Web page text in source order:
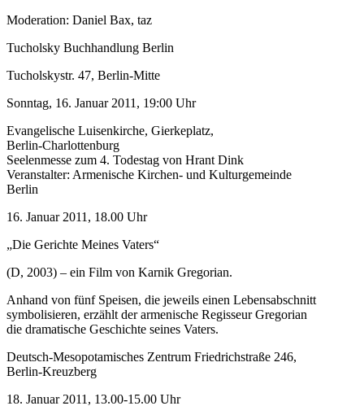
Moderation: Daniel Bax, taz
Tucholsky Buchhandlung Berlin
Tucholskystr. 47, Berlin-Mitte
Sonntag, 16. Januar 2011, 19:00 Uhr
Evangelische Luisenkirche, Gierkeplatz,
Berlin-Charlottenburg
Seelenmesse zum 4. Todestag von Hrant Dink
Veranstalter: Armenische Kirchen- und Kulturgemeinde
Berlin
16. Januar 2011, 18.00 Uhr
„Die Gerichte Meines Vaters“
(D, 2003) – ein Film von Karnik Gregorian.
Anhand von fünf Speisen, die jeweils einen Lebensabschnitt
symbolisieren, erzählt der armenische Regisseur Gregorian
die dramatische Geschichte seines Vaters.
Deutsch-Mesopotamisches Zentrum Friedrichstraße 246,
Berlin-Kreuzberg
18. Januar 2011, 13.00-15.00 Uhr